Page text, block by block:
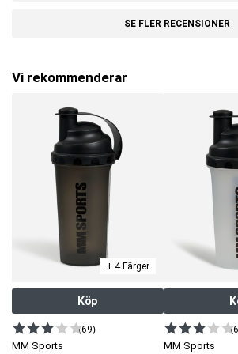
SE FLER RECENSIONER
Vi rekommenderar
+ 4 Färger
Köp
(69)
MM Sports MM Sports